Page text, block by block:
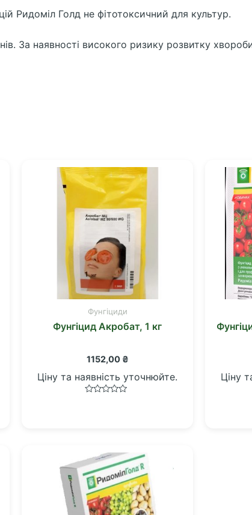
Ридоміл Голд не фітотоксичний для культур.
За наявності високого ризику розвитку
Фунгіциди
Фунгіцид Акробат, 1 кг
1152,00 ₴
Ціну та наявність уточнюйте. Ціну